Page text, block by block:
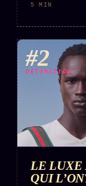
5 MIN
#2
DÉTONATION
LE LUXE
QUI